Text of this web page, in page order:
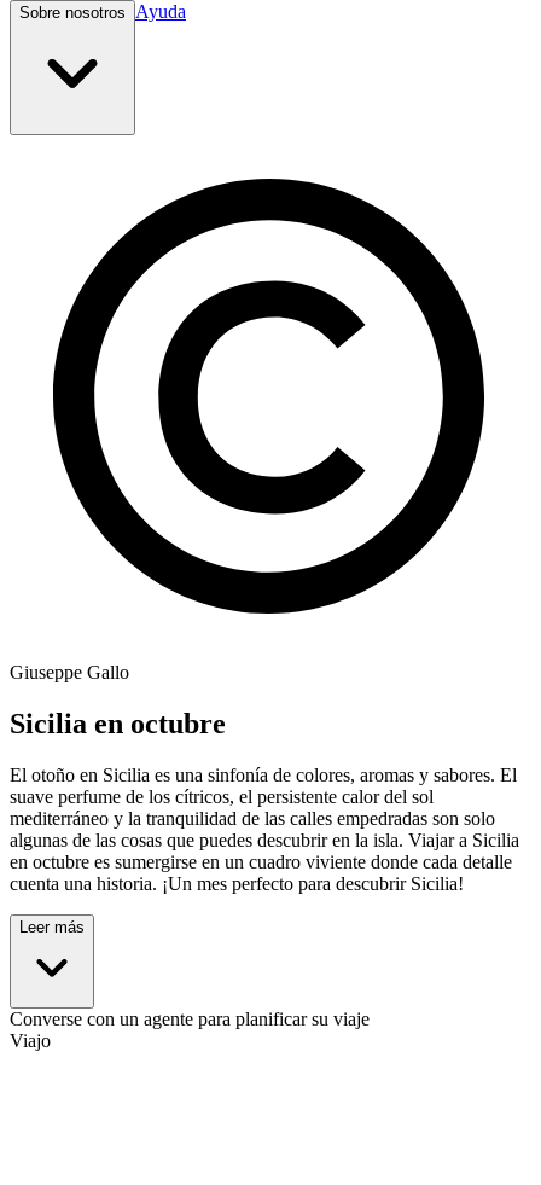
Sobre nosotros Ayuda
Giuseppe Gallo
Sicilia en octubre
El otoño en Sicilia es una sinfonía de colores, aromas y sabores. El
suave perfume de los cítricos, el persistente calor del sol
mediterráneo y la tranquilidad de las calles empedradas son solo
algunas de las cosas que puedes descubrir en la isla. Viajar a Sicilia
en octubre es sumergirse en un cuadro viviente donde cada detalle
cuenta una historia. ¡Un mes perfecto para descubrir Sicilia!
Leer más
Converse con un agente para planificar su viaje
Viajo